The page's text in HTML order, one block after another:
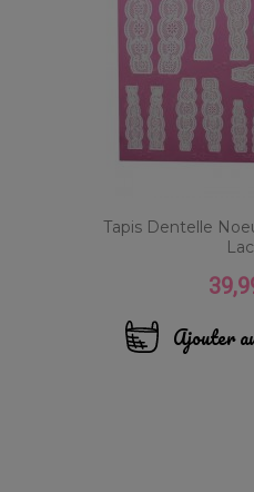
Tapis Dentelle
Prix
Ajouter